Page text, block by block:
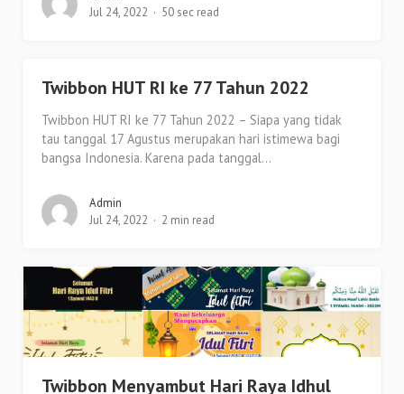
Jul 24, 2022
50 sec read
Twibbon HUT RI ke 77 Tahun 2022
Twibbon HUT RI ke 77 Tahun 2022 – Siapa yang tidak
tau tanggal 17 Agustus merupakan hari istimewa bagi
bangsa Indonesia. Karena pada tanggal...
Admin
Jul 24, 2022
2 min read
Twibbon Menyambut Hari Raya Idhul